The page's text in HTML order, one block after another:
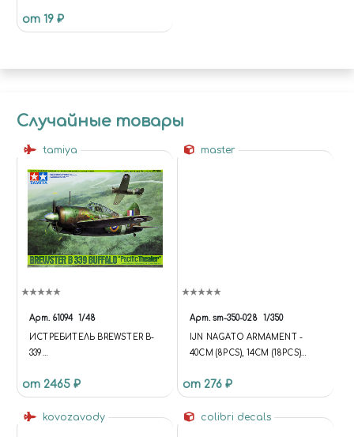
от 19 ₽
Случайные товары
tamiya
Арт. 61094 1/48
ИСТРЕБИТЕЛЬ BREWSTER B-
339
ТЕАТР ВОЕННЫХ ДЕЙСТВИЙ
(1:48)
от 2465 ₽
master
Арт. sm-350-028 1/350
IJN NAGATO ARMAMENT -
40CM (8PCS), 14CM (18PCS)
от 276 ₽
kovozavody colibri decals